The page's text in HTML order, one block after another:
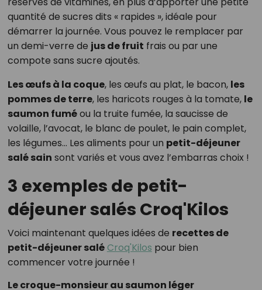
quantité de sucres dits « rapides », idéale pour
démarrer la journée. Vous pouvez le remplacer par
un demi-verre de jus de fruit frais ou par une
compote sans sucre ajoutés.
Les œufs à la coque, les œufs au plat, le bacon, les
pommes de terre, les haricots rouges à la tomate, le
saumon fuméou la truite fumée, la saucisse de
volaille, l’avocat, le blanc de poulet, le pain complet,
les légumes… Les aliments pour un petit-déjeuner
salé sain sont variés et vous avez l’embarras choix !
3 exemples de petit-
déjeuner salés Croq'Kilos
Voici maintenant quelques idées de recettes de
petit-déjeuner saléCroq'Kilos pour bien
commencer votre journée !
Le croque-monsieur au saumon léger